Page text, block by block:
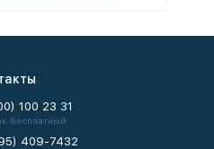
100 23 31
бесплатный
409-7432